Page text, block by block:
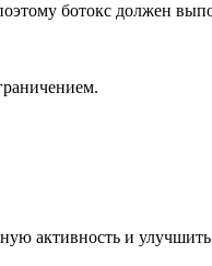
ботокс должен
активность и